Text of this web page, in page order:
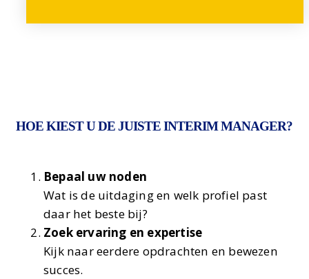
HOE KIEST U DE JUISTE INTERIM MANAGER?
Bepaal uw noden
Wat is de uitdaging en welk profiel past
daar het beste bij?
Zoek ervaring en expertise
Kijk naar eerdere opdrachten en bewezen
succes.